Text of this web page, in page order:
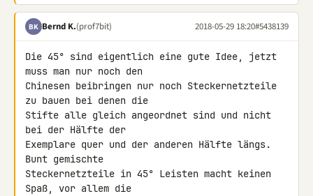
BK Bernd K.(prof7bit) 2018-05-29 18:20#5438139
Die 45° sind eigentlich eine gute Idee, jetzt
muss man nur noch den
Chinesen beibringen nur noch Steckernetzteile
zu bauen bei denen die
Stifte alle gleich angeordnet sind und nicht
bei der Hälfte der
Exemplare quer und der anderen Hälfte längs.
Bunt gemischte
Steckernetzteile in 45° Leisten macht keinen
Spaß, vor allem die